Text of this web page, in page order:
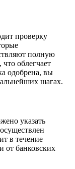
проверку
полную
облегчает
одобрена, вы
шагах.
указать
в течение
от банковских